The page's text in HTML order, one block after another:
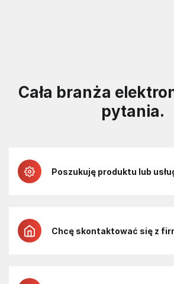
Cała branża
pytania.
Poszukuję produktu lub
Chcę skontaktować się z